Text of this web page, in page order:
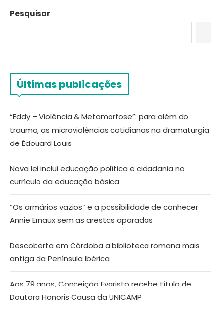
Pesquisar
Últimas publicações
“Eddy – Violência & Metamorfose”: para além do
trauma, as microviolências cotidianas na dramaturgia
de Édouard Louis
Nova lei inclui educação política e cidadania no
currículo da educação básica
“Os armários vazios” e a possibilidade de conhecer
Annie Ernaux sem as arestas aparadas
Descoberta em Córdoba a biblioteca romana mais
antiga da Península Ibérica
Aos 79 anos, Conceição Evaristo recebe título de
Doutora Honoris Causa da UNICAMP